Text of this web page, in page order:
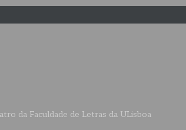
da Faculdade de Letras da ULisboa